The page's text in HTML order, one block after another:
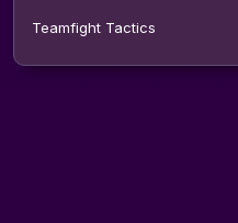
Teamfight Tactics